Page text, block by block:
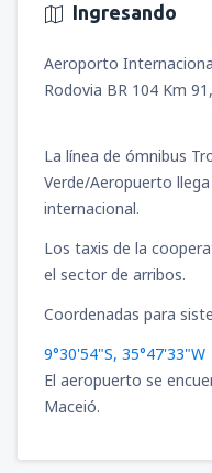
Ingresando
Aeroporto
Rodovia BR 104 Km
La línea de ómnibus
Verde/Aeropuerto
internacional.
Los taxis de la
el sector de arribos.
Coordenadas para
9°30'54"S, 35°47'33"W
El aeropuerto se
Maceió.